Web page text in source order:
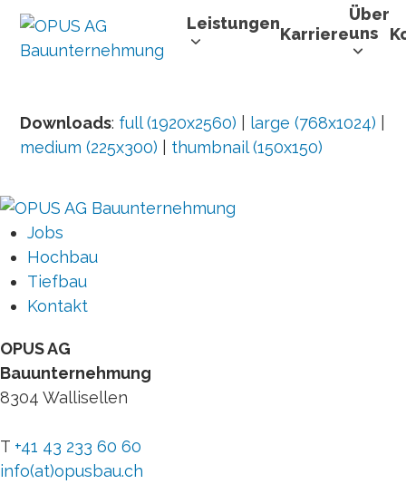
Skip
content
Leistungen
Karriere
Über
uns
Downloads: full (1920x2560) large (768x1024)
medium (225x300)
thumbnail (150x150)
Jobs
Hochbau
Tiefbau
Kontakt
OPUS AG
Bauunternehmung
8304 Wallisellen
T +41 43 233 60 60
info(at)opusbau.ch